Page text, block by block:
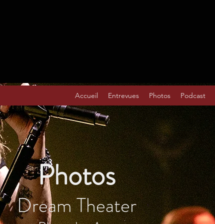
Accueil Entrevues Photos Podcast
Dream Theater
Photos